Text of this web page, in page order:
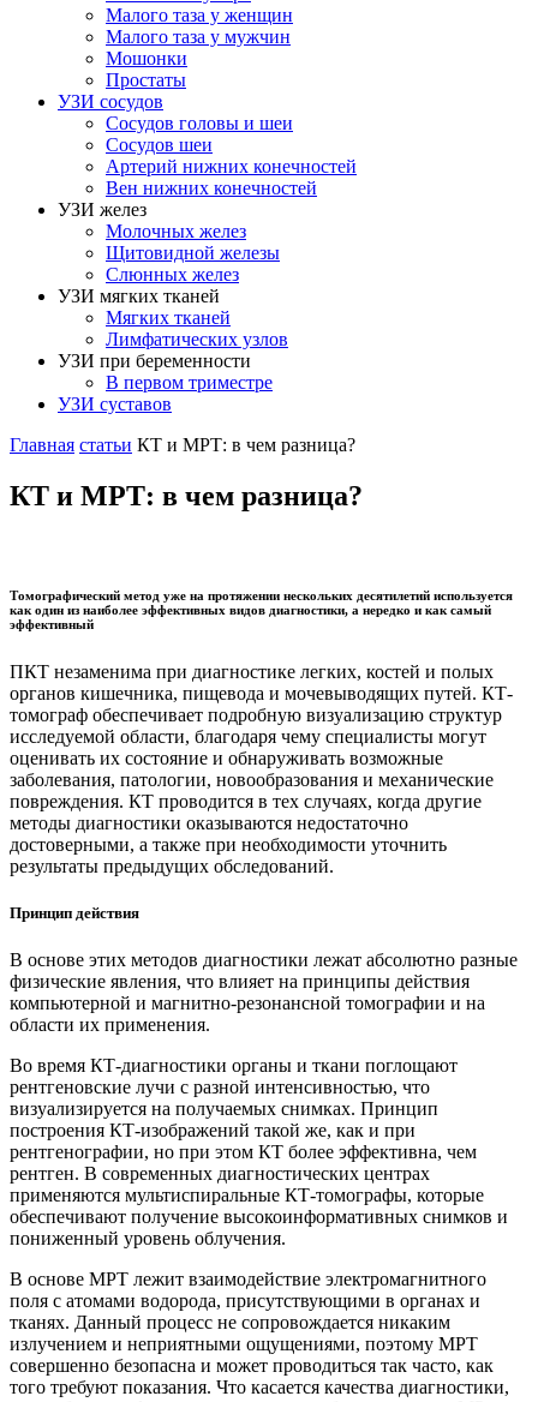
Малого таза у женщин
Малого таза у мужчин
Мошонки
Простаты
УЗИ сосудов
Сосудов головы и шеи
Сосудов шеи
Артерий нижних конечностей
Вен нижних конечностей
УЗИ желез
Молочных желез
Щитовидной железы
Слюнных желез
УЗИ мягких тканей
Мягких тканей
Лимфатических узлов
УЗИ при беременности
В первом триместре
УЗИ суставов
Главная статьи КТ и МРТ: в чем разница?
КТ и МРТ: в чем разница?
Томографический метод уже на протяжении нескольких десятилетий используется
как один из наиболее эффективных видов диагностики, а нередко и как самый
эффективный
ПКТ незаменима при диагностике легких, костей и полых
органов кишечника, пищевода и мочевыводящих путей. КТ-
томограф обеспечивает подробную визуализацию структур
исследуемой области, благодаря чему специалисты могут
оценивать их состояние и обнаруживать возможные
заболевания, патологии, новообразования и механические
повреждения. КТ проводится в тех случаях, когда другие
методы диагностики оказываются недостаточно
достоверными, а также при необходимости уточнить
результаты предыдущих обследований.
Принцип действия
В основе этих методов диагностики лежат абсолютно разные
физические явления, что влияет на принципы действия
компьютерной и магнитно-резонансной томографии и на
области их применения.
Во время КТ-диагностики органы и ткани поглощают
рентгеновские лучи с разной интенсивностью, что
визуализируется на получаемых снимках. Принцип
построения КТ-изображений такой же, как и при
рентгенографии, но при этом КТ более эффективна, чем
рентген. В современных диагностических центрах
применяются мультиспиральные КТ-томографы, которые
обеспечивают получение высокоинформативных снимков и
пониженный уровень облучения.
В основе МРТ лежит взаимодействие электромагнитного
поля с атомами водорода, присутствующими в органах и
тканях. Данный процесс не сопровождается никаким
излучением и неприятными ощущениями, поэтому МРТ
совершенно безопасна и может проводиться так часто, как
того требуют показания. Что касается качества диагностики,